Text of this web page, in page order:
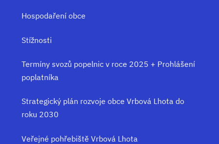
Hospodaření obce
Stížnosti
Termíny svozů popelnic v roce 2025 + Prohlášení
poplatníka
Strategický plán rozvoje obce Vrbová Lhota do
roku 2030
Veřejné pohřebiště Vrbová Lhota